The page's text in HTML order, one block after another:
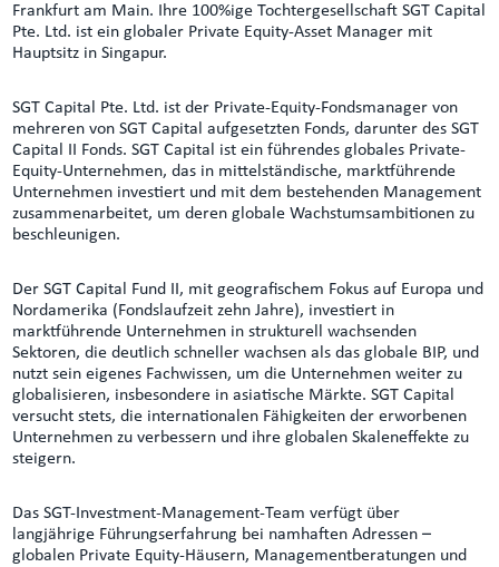
Frankfurt am Main. Ihre 100%ige Tochtergesellschaft SGT Capital
Pte. Ltd. ist ein globaler Private Equity-Asset Manager mit
Hauptsitz in Singapur.
SGT Capital Pte. Ltd. ist der Private-Equity-Fondsmanager von
mehreren von SGT Capital aufgesetzten Fonds, darunter des SGT
Capital II Fonds. SGT Capital ist ein führendes globales Private-
Equity-Unternehmen, das in mittelständische, marktführende
Unternehmen investiert und mit dem bestehenden Management
zusammenarbeitet, um deren globale Wachstumsambitionen zu
beschleunigen.
Der SGT Capital Fund II, mit geografischem Fokus auf Europa und
Nordamerika (Fondslaufzeit zehn Jahre), investiert in
marktführende Unternehmen in strukturell wachsenden
Sektoren, die deutlich schneller wachsen als das globale BIP, und
nutzt sein eigenes Fachwissen, um die Unternehmen weiter zu
globalisieren, insbesondere in asiatische Märkte. SGT Capital
versucht stets, die internationalen Fähigkeiten der erworbenen
Unternehmen zu verbessern und ihre globalen Skaleneffekte zu
steigern.
Das SGT-Investment-Management-Team verfügt über
langjährige Führungserfahrung bei namhaften Adressen –
globalen Private Equity-Häusern, Managementberatungen und